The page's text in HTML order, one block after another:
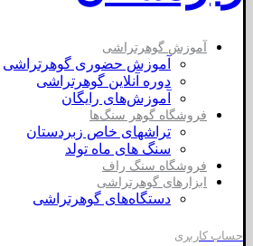
آموزش گوهرتراشی
آموزش حضوری گوهرتراشی
دوره آنلاین گوهرتراشی
آموزش‌های رایگان
فروشگاه گوهر سنگ‌ها
تراشهای خاص زبردستان
سنگ های ماه تولد
فروشگاه سنگ راف
ابزارهای گوهرتراشی
دستگاه‌های گوهرتراشی
حساب کاربری